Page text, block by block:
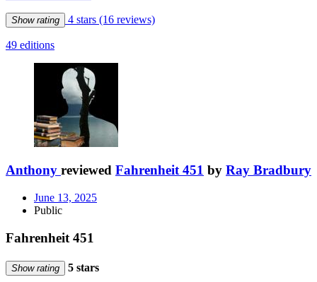
Show rating 4 stars (16 reviews)
49 editions
Anthony reviewed Fahrenheit 451 by Ray Bradbury
June 13, 2025
Public
Fahrenheit 451
Show rating 5 stars